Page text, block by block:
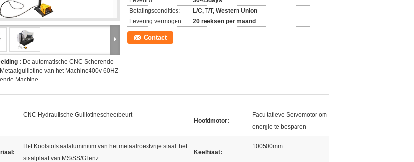
: De automatische CNC Scherende
van het Machine400v 60HZ
Machine
Betalingscondities:
L/C, T/T, Western Union
Levering vermogen:
20 reeksen per maand
Contact
CNC Hydraulische Guillotinescheerbeurt
Hoofdmotor:
Facultatieve Servomotor om
energie te besparen
Het Koolstofstaalaluminium van het metaalroestvrije staal, het
staalplaat van MS/SS/GI enz.
Keelhiaat:
100500mm